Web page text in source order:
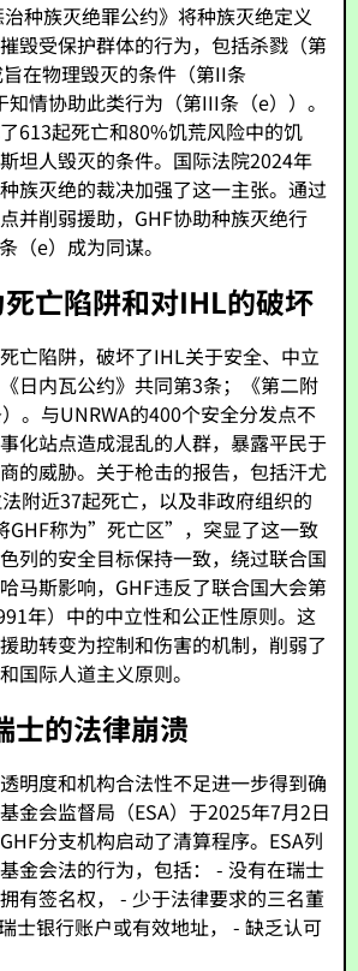
种族灭绝罪公约》将种族灭绝定义
毁受保护群体的行为，包括杀戮（第
在物理毁灭的条件（第II条
知情协助此类行为（第III条（e））。
613起死亡和80%饥荒风险中的饥
坦人毁灭的条件。国际法院2024年
族灭绝的裁决加强了这一主张。通过
并削弱援助，GHF协助种族灭绝行
（e）成为同谋。
亡陷阱和对IHL的破坏
亡陷阱，破坏了IHL关于安全、中立
日内瓦公约》共同第3条；《第二附
。与UNRWA的400个安全分发点不
化站点造成混乱的人群，暴露平民于
的威胁。关于枪击的报告，包括汗尤
附近37起死亡，以及非政府组织的
GHF称为”死亡区”，突显了这一致
列的安全目标保持一致，绕过联合国
马斯影响，GHF违反了联合国大会第
年）中的中立性和公正性原则。这
助转变为控制和伤害的机制，削弱了
国际人道主义原则。
士的法律崩溃
明度和机构合法性不足进一步得到确
金会监督局（ESA）于2025年7月2日
分支机构启动了清算程序。ESA列
金会法的行为，包括： - 没有在瑞士
有签名权， - 少于法律要求的三名董
士银行账户或有效地址， - 缺乏认可